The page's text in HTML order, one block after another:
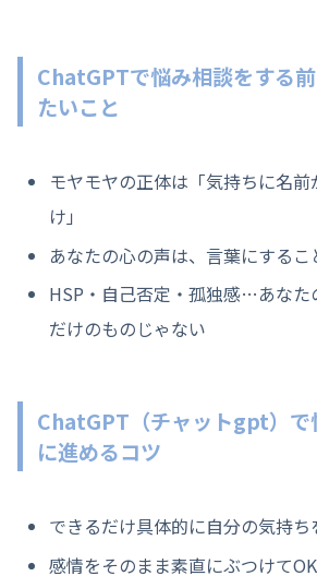
ChatGPTで悩み相談をする
たいこと
モヤモヤの正体は「気持ちに名
け」
あなたの心の声は、言葉にするこ
HSP・自己否定・孤独感…あなた
だけのものじゃない
ChatGPT （チャットgpt） で
に進めるコツ
できるだけ具体的に自分の気持ち
感情をそのまま素直にぶつけてOK